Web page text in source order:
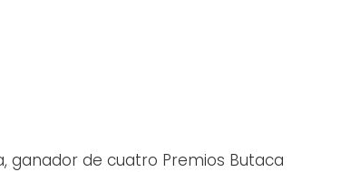
ganador de cuatro Premios Butaca